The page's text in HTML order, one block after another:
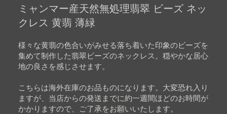
beginning
images
gallery
ミャンマー産天然無処理翡翠 ビーズ ネッ
クレス 黄翡 薄緑
様々な黄翡の色合いがみせる落ち着いた印象のビーズを
集めて制作した翡翠ビーズのネックレス。穏やかな居心
地の良さを感じさせます。
こちらは海外在庫のお品ものになります。大変恐れ入り
ますが、当店からの発送までに約一週間ほどのお時間が
かかりますので、ご了承をお願いいたします。